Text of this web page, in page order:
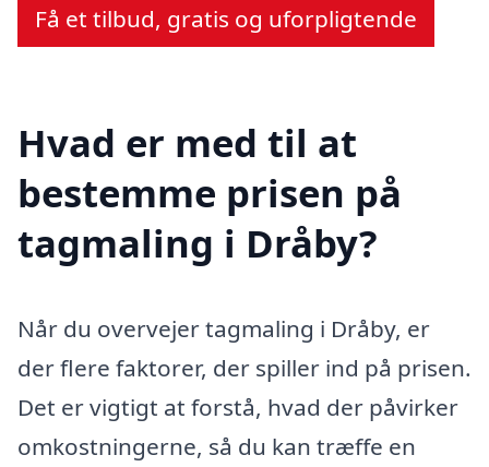
Få et tilbud, gratis og uforpligtende
Hvad er med til at
bestemme prisen på
tagmaling i Dråby?
Når du overvejer tagmaling i Dråby, er
der flere faktorer, der spiller ind på prisen.
Det er vigtigt at forstå, hvad der påvirker
omkostningerne, så du kan træffe en